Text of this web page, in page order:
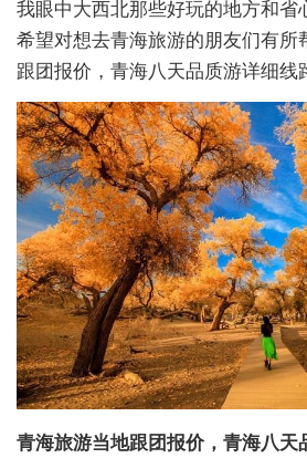
我眼中大西北那些好玩的地方和省
希望对想去青海旅游的朋友们有所
跟团报价，青海八天品质游详细线
青海旅游当地跟团报价，青海八天